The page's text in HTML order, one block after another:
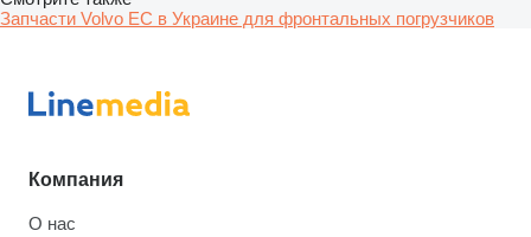
Запчасти Volvo EC в Украине для фронтальных погрузчиков
Компания
О нас